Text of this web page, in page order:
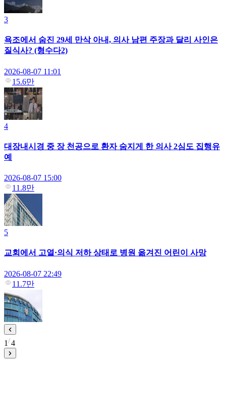
3
욕조에서 숨진 29세 만삭 아내, 의사 남편 주장과 달리 사인은
질식사? (형수다2)
2026-08-07 11:01
15.6만
4
대장내시경 중 장 천공으로 환자 숨지게 한 의사 2심도 집행유
예
2026-08-07 15:00
11.8만
5
교회에서 고열·의식 저하 상태로 병원 옮겨진 어린이 사망
2026-08-07 22:49
11.7만
1 4